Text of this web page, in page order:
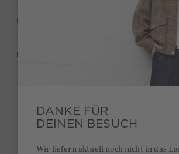
MATERIAL & PFLEGE
HERSTELLERANGABEN
Behalte deinen Style und bekomme 15€
Kurze Lieferzeiten 3-5 Tage
Ab 300€ versandkostenfrei
DANKE FÜR
DEINEN BESUCH
Wir liefern aktuell noch nicht in das